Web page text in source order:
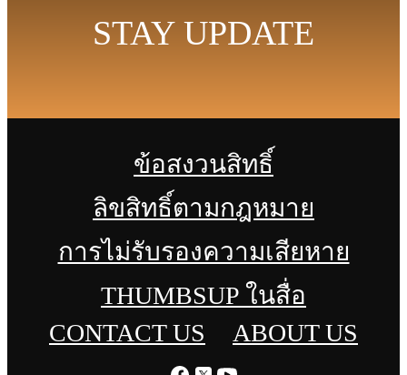
STAY UPDATE
ข้อสงวนสิทธิ์
ลิขสิทธิ์ตามกฎหมาย
การไม่รับรองความเสียหาย
THUMBSUP ในสื่อ
CONTACT US
ABOUT US